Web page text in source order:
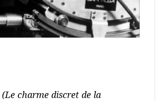
(Le charme discret de la